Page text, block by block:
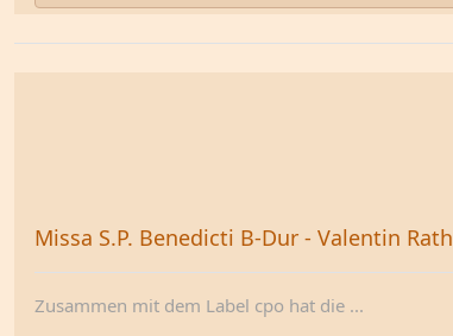
Missa S.P. Benedicti B-Dur - Valentin
Zusammen mit dem Label cpo hat die ...